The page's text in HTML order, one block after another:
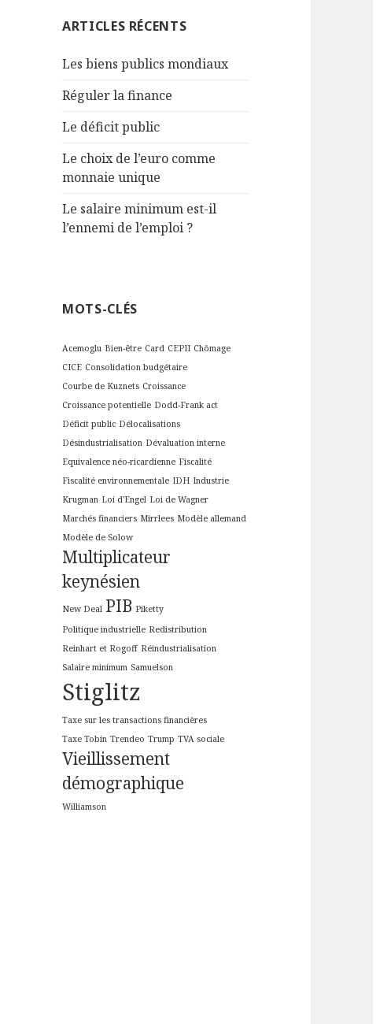
ARTICLES RÉCENTS
Les biens publics mondiaux
Réguler la finance
Le déficit public
Le choix de l’euro comme
monnaie unique
Le salaire minimum est-il
l’ennemi de l’emploi ?
MOTS-CLÉS
Acemoglu Bien-être Card CEPII Chômage
CICE Consolidation budgétaire
Courbe de Kuznets Croissance
Croissance potentielle Dodd-Frank act
Déficit public Délocalisations
Désindustrialisation Dévaluation interne
Equivalence néo-ricardienne Fiscalité
Fiscalité environnementale IDH Industrie
Krugman Loi d'Engel Loi de Wagner
Marchés financiers Mirrlees Modèle allemand
Modèle de Solow
Multiplicateur
keynésien
New Deal PIB Piketty
Politique industrielle Redistribution
Reinhart et Rogoff Réindustrialisation
Salaire minimum Samuelson
Stiglitz
Taxe sur les transactions financières
Taxe Tobin Trendeo Trump TVA sociale
Vieillissement
démographique
Williamson